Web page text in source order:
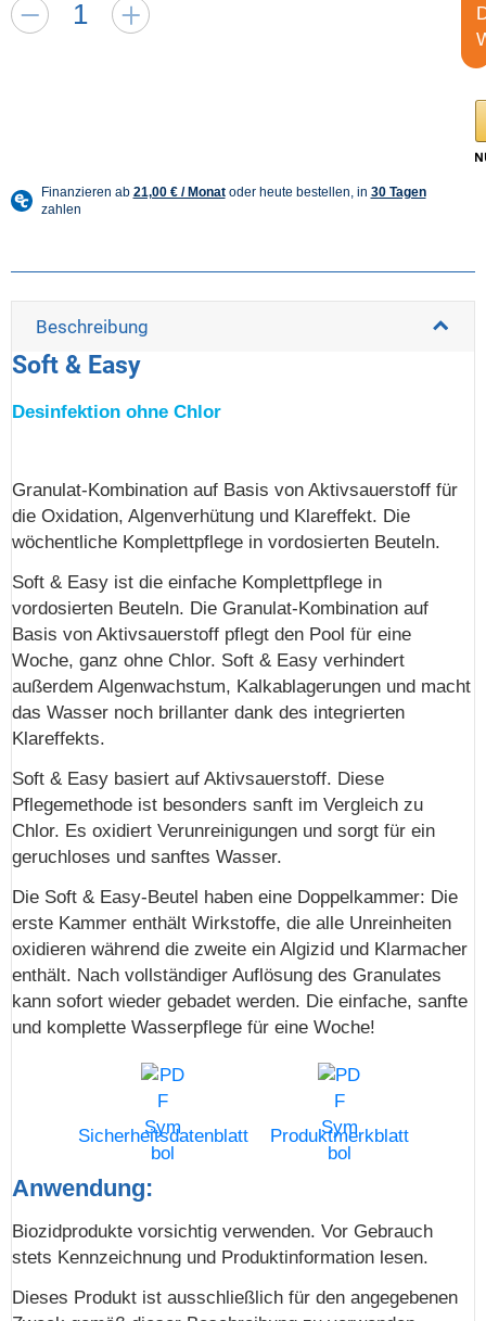
Beschreibung
Soft & Easy
Desinfektion ohne Chlor
Granulat-Kombination auf Basis von Aktivsauerstoff für
die Oxidation, Algenverhütung und Klareffekt. Die
wöchentliche Komplettpflege in vordosierten Beuteln.
Soft & Easy ist die einfache Komplettpflege in
vordosierten Beuteln. Die Granulat-Kombination auf
Basis von Aktivsauerstoff pflegt den Pool für eine
Woche, ganz ohne Chlor. Soft & Easy verhindert
außerdem Algenwachstum, Kalkablagerungen und macht
das Wasser noch brillanter dank des integrierten
Klareffekts.
Soft & Easy basiert auf Aktivsauerstoff. Diese
Pflegemethode ist besonders sanft im Vergleich zu
Chlor. Es oxidiert Verunreinigungen und sorgt für ein
geruchloses und sanftes Wasser.
Die Soft & Easy-Beutel haben eine Doppelkammer: Die
erste Kammer enthält Wirkstoffe, die alle Unreinheiten
oxidieren während die zweite ein Algizid und Klarmacher
enthält. Nach vollständiger Auflösung des Granulates
kann sofort wieder gebadet werden. Die einfache, sanfte
und komplette Wasserpflege für eine Woche!
Sicherheitsdatenblatt Produktmerkblatt
Anwendung:
Biozidprodukte vorsichtig verwenden. Vor Gebrauch
stets Kennzeichnung und Produktinformation lesen.
Dieses Produkt ist ausschließlich für den angegebenen